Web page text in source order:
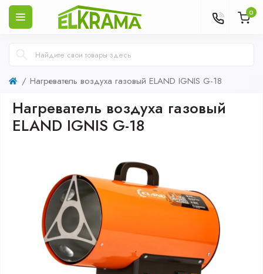
0
Нагреватель воздуха газовый ELAND IGNIS G-18
Нагреватель воздуха газовый
ELAND IGNIS G-18